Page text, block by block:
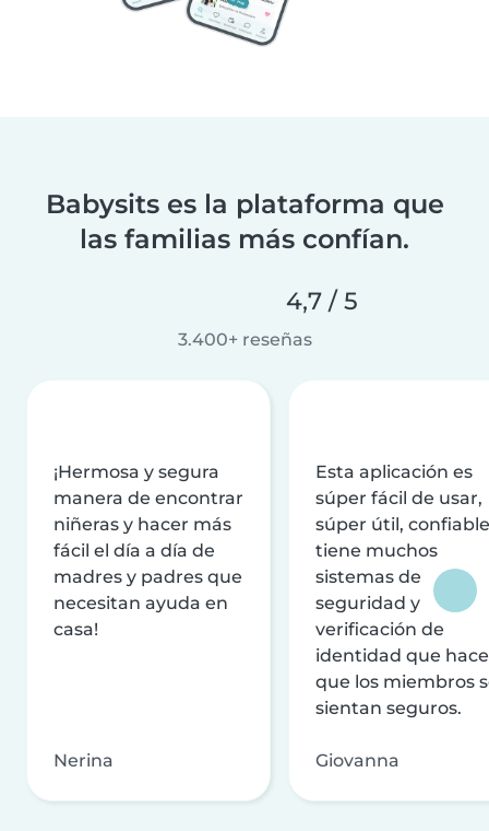
Babysits es la plataforma que
las familias más confían.
4,7 / 5
3.400+ reseñas
¡Hermosa y segura
manera de encontrar
niñeras y hacer más
fácil el día a día de
madres y padres que
necesitan ayuda en
casa!
Nerina
Esta aplicación es
súper fácil de usar,
súper útil,
tiene muchos
sistemas de
seguridad y
verificación de
identidad que
que los miembros
sientan seguros.
Giovanna